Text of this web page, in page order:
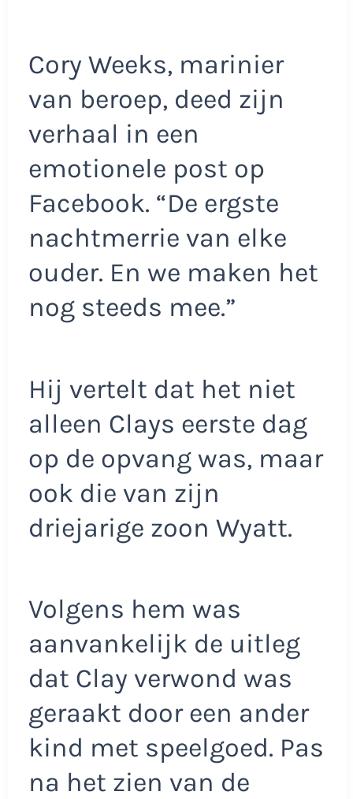
Cory Weeks, marinier
van beroep, deed zijn
verhaal in een
emotionele post op
Facebook. “De ergste
nachtmerrie van elke
ouder. En we maken het
nog steeds mee.”
Hij vertelt dat het niet
alleen Clays eerste dag
op de opvang was, maar
ook die van zijn
driejarige zoon Wyatt.
Volgens hem was
aanvankelijk de uitleg
dat Clay verwond was
geraakt door een ander
kind met speelgoed. Pas
na het zien van de